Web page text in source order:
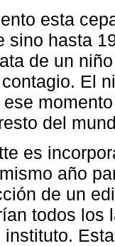
esta
sino hasta
de un
El
del
es
año
de un
todos los